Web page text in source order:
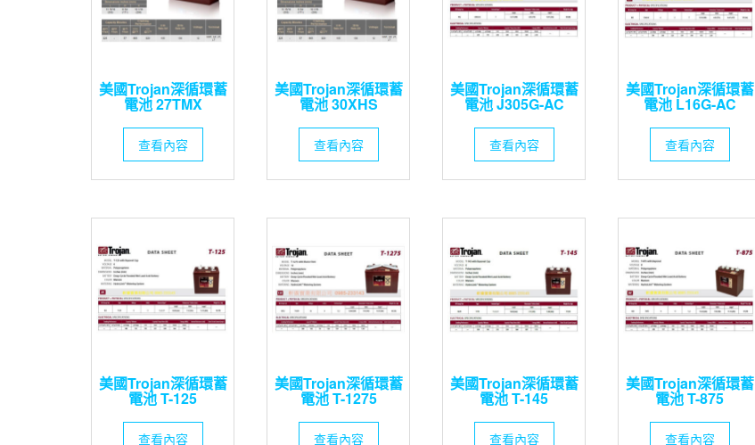
美國Trojan深循環蓄
電池 27TMX
查看內容
美國Trojan深循環蓄
電池 30XHS
查看內容
美國Trojan深循環蓄
電池 J305G-AC
查看內容
美國Trojan深循環蓄
電池 L16G-AC
查看內容
美國Trojan深循環蓄
電池 T-125
查看內容
美國Trojan深循環蓄
電池 T-1275
查看內容
美國Trojan深循環蓄
電池 T-145
查看內容
美國Trojan深循環蓄
電池 T-875
查看內容